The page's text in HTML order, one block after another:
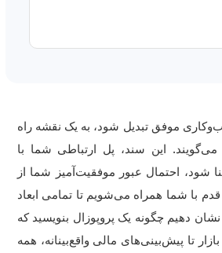
موفق تبدیل شود، به یک نقشه راه
این سند، پل ارتباطی شما با
شود، احتمال عبور موفقیت‌آمیز شما از
با شما همراه می‌شویم تا تمامی ابعاد
دهیم چگونه یک پروپوزال بنویسید که
تا پیش‌بینی‌های مالی واقع‌بینانه، همه